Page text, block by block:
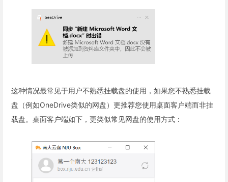
这种情况最常见于用户不熟悉挂载盘的使用，如果您不熟悉挂载
盘（例如OneDrive类似的网盘）更推荐您使用桌面客户端而非挂
载盘。桌面客户端如下，更类似常见网盘的使用方式：